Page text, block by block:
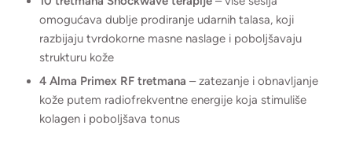
omogućava dublje prodiranje udarnih talasa, koji
razbijaju tvrdokorne masne naslage i poboljšavaju
strukturu kože
4 Alma Primex RF tretmana – zatezanje i obnavljanje
kože putem radiofrekventne energije koja stimuliše
kolagen i poboljšava tonus